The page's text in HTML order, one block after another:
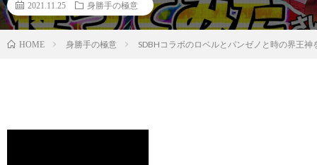
2021.11.25 身勝手の極意
HOME 身勝手の極意 SDBHコラボのロベルとパンゼノと時の界王